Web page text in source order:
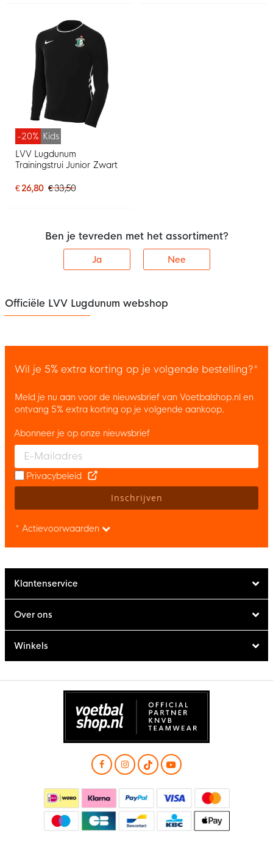
-20% Kids
LVV Lugdunum
Trainingstrui Junior Zwart
€ 26,80 € 33,50
Ben je tevreden met het assortiment?
Ja Nee
Officiële LVV Lugdunum webshop
Wil je 5% extra korting op je volgende bestelling?*
Meld je nu aan voor de nieuwsbrief van Voetbalshop.nl en
ontvang 5% extra korting op je volgende aankoop.
Enter your email and accept the privacy policy to subscribe to
Abonneer je op onze nieuwsbrief
Privacybeleid
Inschrijven
* Actievoorwaarden
Klantenservice
Over ons
Winkels